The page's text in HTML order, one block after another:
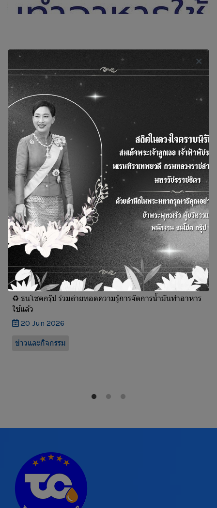
ข่าวแล้วกิจกรรม
♻️ ธนโชคกรุ๊ป ร่วมถ่ายทอดความรู้การจัดการน้ำมันทำอาหาร
ใช้แล้ว
20 Jun 2026
ข่าวและกิจกรรม